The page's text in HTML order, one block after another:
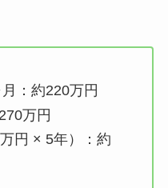
：約220万円
万円
円 × 5年）：約